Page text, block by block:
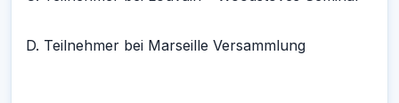
D. Teilnehmer bei Marseille Versammlung